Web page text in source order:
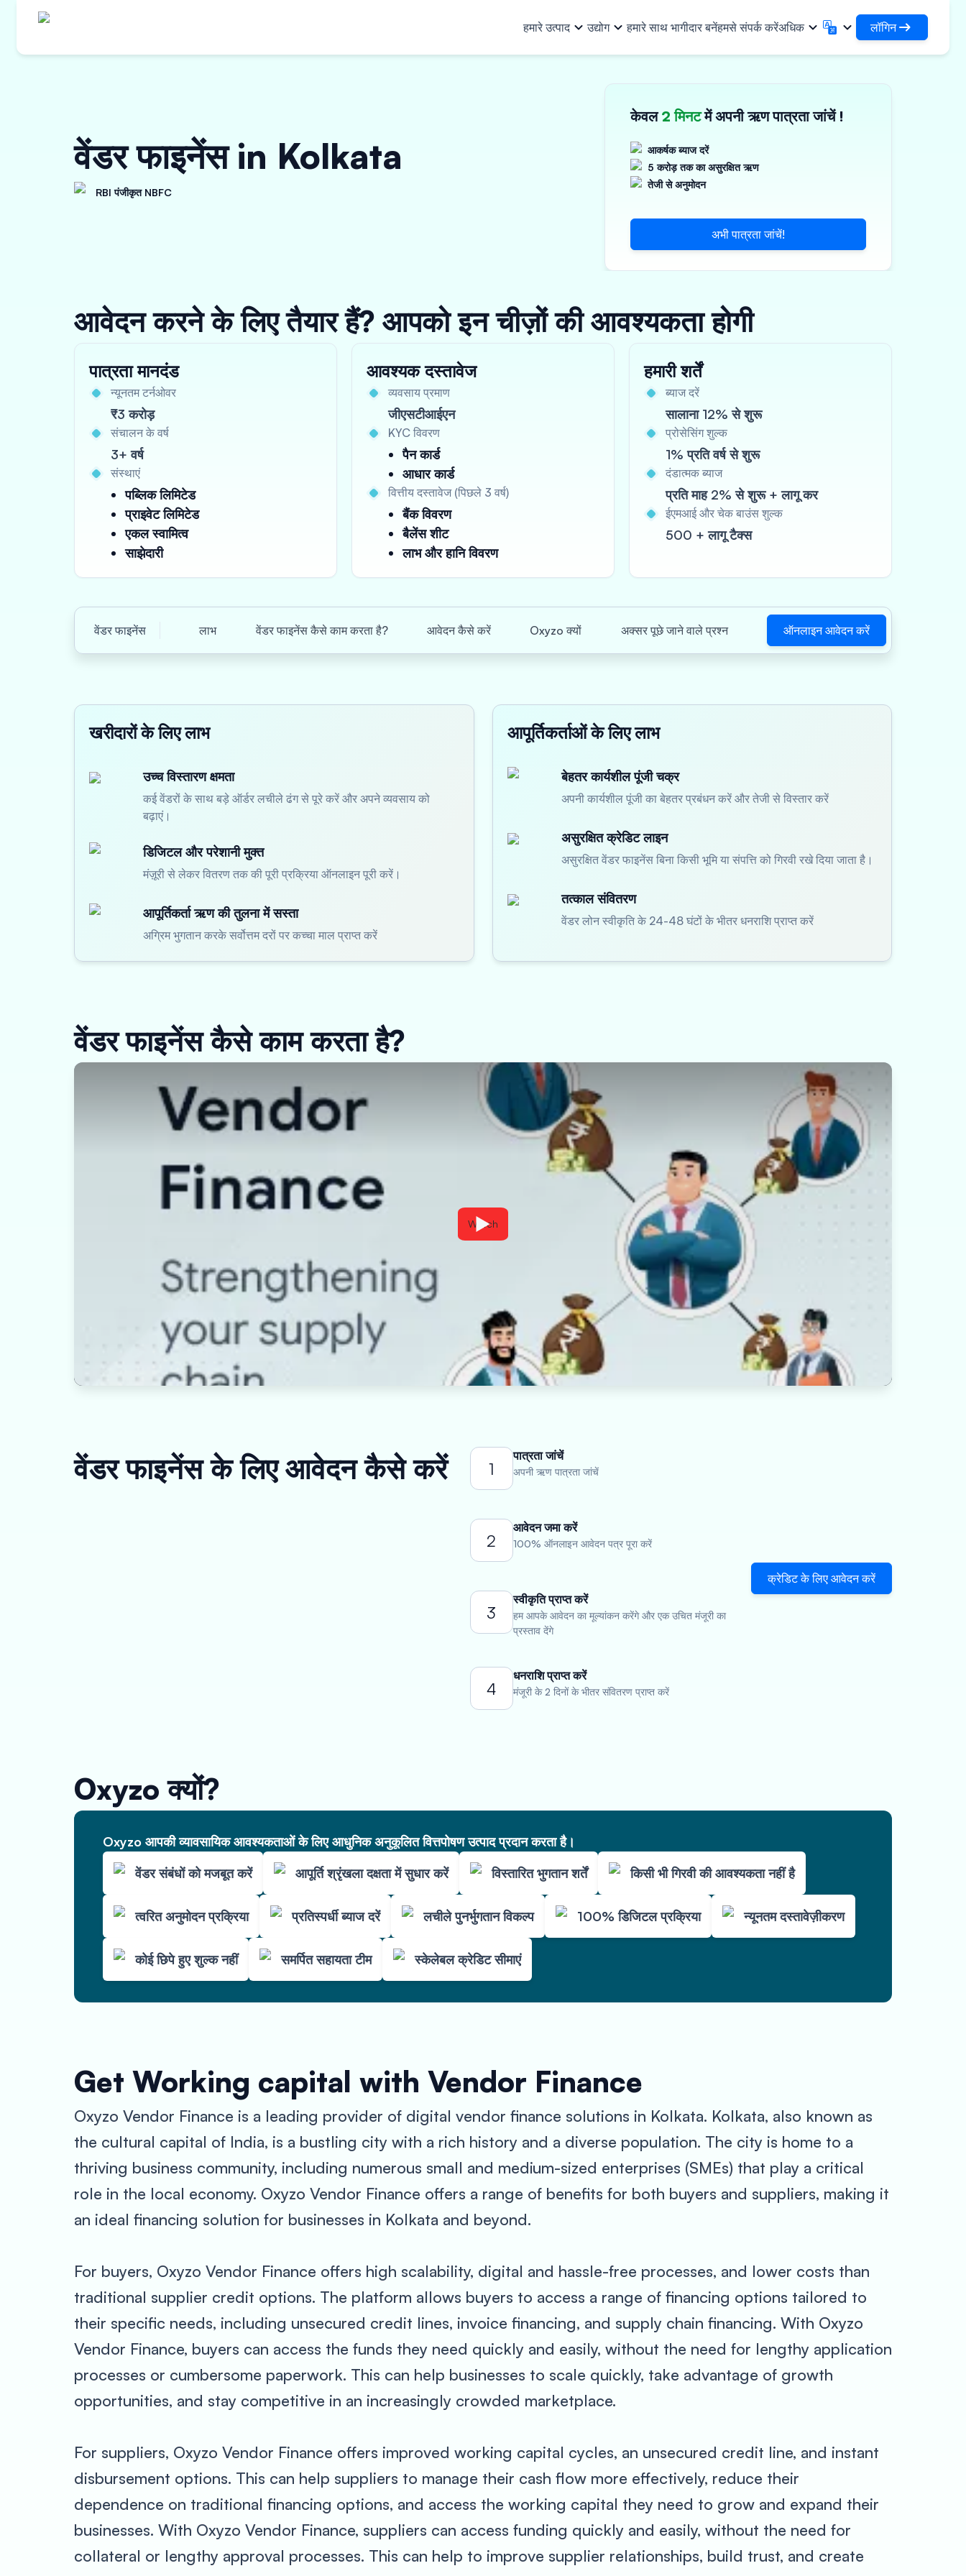
हमारे उत्पाद
वर्क ऑर्डर फाइनेंस
मशीनरी फाइनेंस
संपत्ति पर ऋण
उद्योग
बुनियादी ढांचा
लॉजिस्टिक्स साझा करें
कागज़, पॉलिमर और औद्योगिक रसायन
शक्ति, सौर और लघु उपकरण
सूक्ष्म उद्यम
हमारे साथ भागीदार बनेंहमसे संपर्क करेंअधिक
हिन्दी
✓
தமிழ்
Tamil
తెలుగు
Telugu
বাংলা
മലയാളം
लॉगिन
DSA के रूप में लॉगिन करें
वेंडर फाइनेंस in Kolkata
RBI पंजीकृत NBFC
केवल2 मिनटमें अपनी ऋण पात्रता जांचें !
आकर्षक ब्याज दरें
5 करोड़ तक का असुरक्षित ऋण
तेजी से अनुमोदन
अभी पात्रता जांचें!
आवेदन करने के लिए तैयार हैं? आपको इन चीज़ों की आवश्यकता होगी
पात्रता मानदंड
न्यूनतम टर्नओवर
₹3 करोड़
संचालन के वर्ष
3+ वर्ष
संस्थाएं
पब्लिक लिमिटेड
प्राइवेट लिमिटेड
एकल स्वामित्व
साझेदारी
आवश्यक दस्तावेज
व्यवसाय प्रमाण
जीएसटीआईएन
KYC विवरण
पैन कार्ड
आधार कार्ड
वित्तीय दस्तावेज (पिछले 3 वर्ष)
बैंक विवरण
बैलेंस शीट
लाभ और हानि विवरण
हमारी शर्तें
ब्याज दरें
सालाना 12% से शुरू
प्रोसेसिंग शुल्क
1% प्रति वर्ष से शुरू
दंडात्मक ब्याज
प्रति माह 2% से शुरू + लागू कर
ईएमआई और चेक बाउंस शुल्क
500 + लागू टैक्स
वेंडर फाइनेंस लाभ वेंडर फाइनेंस कैसे काम करता है? आवेदन कैसे करें Oxyzo क्यों अक्सर पूछे जाने वाले प्रश्न ऑनलाइन आवेदन करें
खरीदारों के लिए लाभ
उच्च विस्तारण क्षमता
कई वेंडरों के साथ बड़े ऑर्डर लचीले ढंग से पूरे करें और अपने व्यवसाय को
बढ़ाएं।
डिजिटल और परेशानी मुक्त
मंज़ूरी से लेकर वितरण तक की पूरी प्रक्रिया ऑनलाइन पूरी करें।
आपूर्तिकर्ता ऋण की तुलना में सस्ता
अग्रिम भुगतान करके सर्वोत्तम दरों पर कच्चा माल प्राप्त करें
आपूर्तिकर्ताओं के लिए लाभ
बेहतर कार्यशील पूंजी चक्र
अपनी कार्यशील पूंजी का बेहतर प्रबंधन करें और तेजी से विस्तार करें
असुरक्षित क्रेडिट लाइन
असुरक्षित वेंडर फाइनेंस बिना किसी भूमि या संपत्ति को गिरवी रखे दिया जाता है।
तत्काल संवितरण
वेंडर लोन स्वीकृति के 24-48 घंटों के भीतर धनराशि प्राप्त करें
वेंडर फाइनेंस कैसे काम करता है?
Watch
वेंडर फाइनेंस के लिए आवेदन कैसे करें 1
पात्रता जांचें
अपनी ऋण पात्रता जांचें
2
आवेदन जमा करें
100% ऑनलाइन आवेदन पत्र पूरा करें
3
स्वीकृति प्राप्त करें
हम आपके आवेदन का मूल्यांकन करेंगे और एक उचित मंजूरी का
प्रस्ताव देंगे
4
धनराशि प्राप्त करें
मंजूरी के 2 दिनों के भीतर संवितरण प्राप्त करें
क्रेडिट के लिए आवेदन करें
Oxyzo क्यों?
Oxyzo आपकी व्यावसायिक आवश्यकताओं के लिए आधुनिक अनुकूलित वित्तपोषण उत्पाद प्रदान करता है।
वेंडर संबंधों को मजबूत करें
आपूर्ति श्रृंखला दक्षता में सुधार करें विस्तारित भुगतान शर्तें किसी भी गिरवी की आवश्यकता नहीं है
त्वरित अनुमोदन प्रक्रिया प्रतिस्पर्धी ब्याज दरें लचीले पुनर्भुगतान विकल्प 100% डिजिटल प्रक्रिया न्यूनतम दस्तावेज़ीकरण
कोई छिपे हुए शुल्क नहीं समर्पित सहायता टीम स्केलेबल क्रेडिट सीमाएं
Get Working capital with Vendor Finance
Oxyzo Vendor Finance is a leading provider of digital vendor finance solutions in Kolkata. Kolkata, also known as
the cultural capital of India, is a bustling city with a rich history and a diverse population. The city is home to a
thriving business community, including numerous small and medium-sized enterprises (SMEs) that play a critical
role in the local economy. Oxyzo Vendor Finance offers a range of benefits for both buyers and suppliers, making it
an ideal financing solution for businesses in Kolkata and beyond.
For buyers, Oxyzo Vendor Finance offers high scalability, digital and hassle-free processes, and lower costs than
traditional supplier credit options. The platform allows buyers to access a range of financing options tailored to
their specific needs, including unsecured credit lines, invoice financing, and supply chain financing. With Oxyzo
Vendor Finance, buyers can access the funds they need quickly and easily, without the need for lengthy application
processes or cumbersome paperwork. This can help businesses to scale quickly, take advantage of growth
opportunities, and stay competitive in an increasingly crowded marketplace.
For suppliers, Oxyzo Vendor Finance offers improved working capital cycles, an unsecured credit line, and instant
disbursement options. This can help suppliers to manage their cash flow more effectively, reduce their
dependence on traditional financing options, and access the working capital they need to grow and expand their
businesses. With Oxyzo Vendor Finance, suppliers can access funding quickly and easily, without the need for
collateral or lengthy approval processes. This can help to improve supplier relationships, build trust, and create